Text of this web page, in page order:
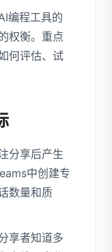
编程工具的
权衡。重点
何评估、试
分享后产生
中创建专
数量和质
享者知道多